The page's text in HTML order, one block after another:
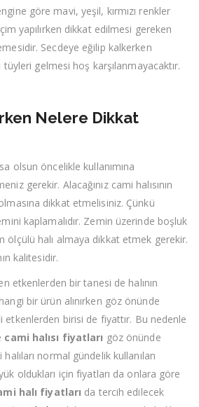
göre mavi, yeşil, kırmızı renkler
yapılırken dikkat edilmesi gereken
Secdeye eğilip kalkerken
tüyleri gelmesi hoş karşılanmayacaktır.
Nelere Dikkat
olsun öncelikle kullanımına
gerekir. Alacağınız cami halısının
dikkat etmelisiniz. Çünkü
kaplamalıdır. Zemin üzerinde boşluk
ölçülü halı almaya dikkat etmek gerekir.
kalitesidir.
etkenlerden bir tanesi de halının
bir ürün alınırken göz önünde
birisi de fiyattır. Bu nedenle
cami halısı fiyatları göz önünde
halıları normal gündelik kullanılan
oldukları için fiyatları da onlara göre
halı fiyatları da tercih edilecek